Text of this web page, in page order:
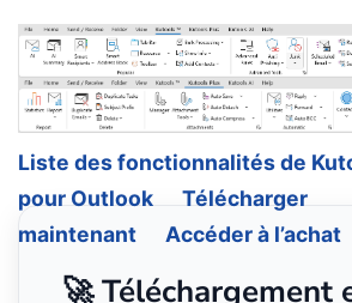
Liste des fonctionnalités de
pour Outlook
Télécharger
maintenant
Accéder à l’achat
🚀 Téléchargement